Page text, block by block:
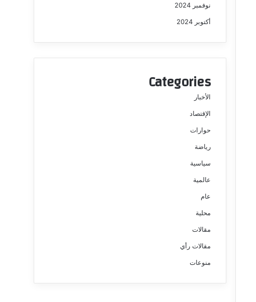
نوفمبر 2024
أكتوبر 2024
Categories
الأخبار
الإقتصاد
حوارات
رياضة
سياسية
عالمية
عام
محلية
مقالات
مقالات رأي
منوعات